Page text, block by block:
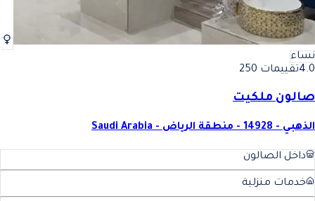
نساء
4.0تقييمات 250
صالون ملكيت
الذهبي - 14928 - منطقة الرياض - Saudi Arabia
داخل الصالون
خدمات منزلية